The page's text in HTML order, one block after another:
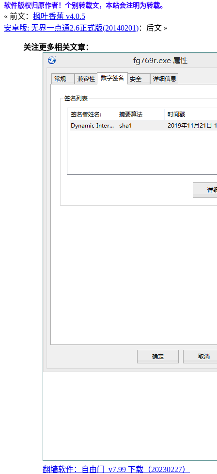
软件版权归原作者！个别转载文，本站会注明为转载。
« 前文： 枫叶香蕉 v4.0.5
安卓版: 无界一点通2.6正式版(20140201)：后文 »
关注更多相关文章：
翻墙软件：自由门_v7.99 下载（20230227）